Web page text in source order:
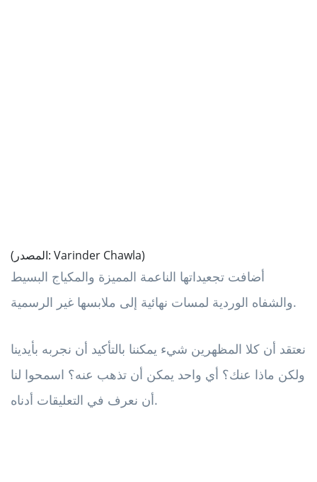
(المصدر: Varinder Chawla)
أضافت تجعيداتها الناعمة المميزة والمكياج البسيط
والشفاه الوردية لمسات نهائية إلى ملابسها غير الرسمية.
نعتقد أن كلا المظهرين شيء يمكننا بالتأكيد أن نجربه بأيدينا
ولكن ماذا عنك؟ أي واحد يمكن أن تذهب عنه؟ اسمحوا لنا
أن نعرف في التعليقات أدناه.